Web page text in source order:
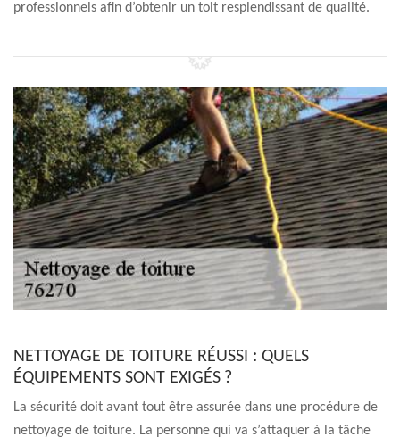
professionnels afin d’obtenir un toit resplendissant de qualité.
NETTOYAGE DE TOITURE RÉUSSI : QUELS
ÉQUIPEMENTS SONT EXIGÉS ?
La sécurité doit avant tout être assurée dans une procédure de
nettoyage de toiture. La personne qui va s’attaquer à la tâche